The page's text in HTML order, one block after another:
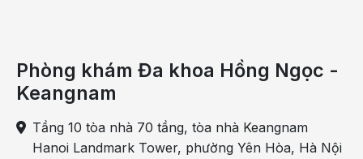
và căng thẳng.
Phòng khám Đa khoa Hồng Ngọc -
Keangnam
Tầng 10 tòa nhà 70 tầng, tòa nhà Keangnam
Hanoi Landmark Tower, phường Yên Hòa, Hà Nội